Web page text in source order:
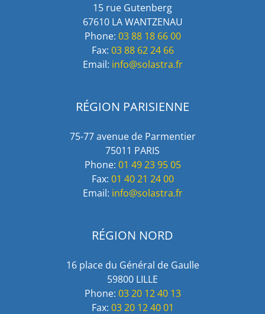
15 rue Gutenberg
67610 LA WANTZENAU
Phone: 03 88 18 66 00
Fax: 03 88 62 24 66
Email: info@solastra.fr
RÉGION PARISIENNE
75-77 avenue de Parmentier
75011 PARIS
Phone: 01 49 23 95 05
Fax: 01 40 21 24 00
Email: info@solastra.fr
RÉGION NORD
16 place du Général de Gaulle
59800 LILLE
Phone: 03 20 12 40 13
Fax: 03 20 12 40 01